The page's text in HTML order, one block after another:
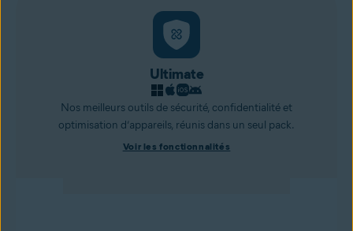
Ultimate
Nos meilleurs outils de sécurité, confidentialité et
optimisation d’appareils, réunis dans un seul pack.
Voir les fonctionnalités